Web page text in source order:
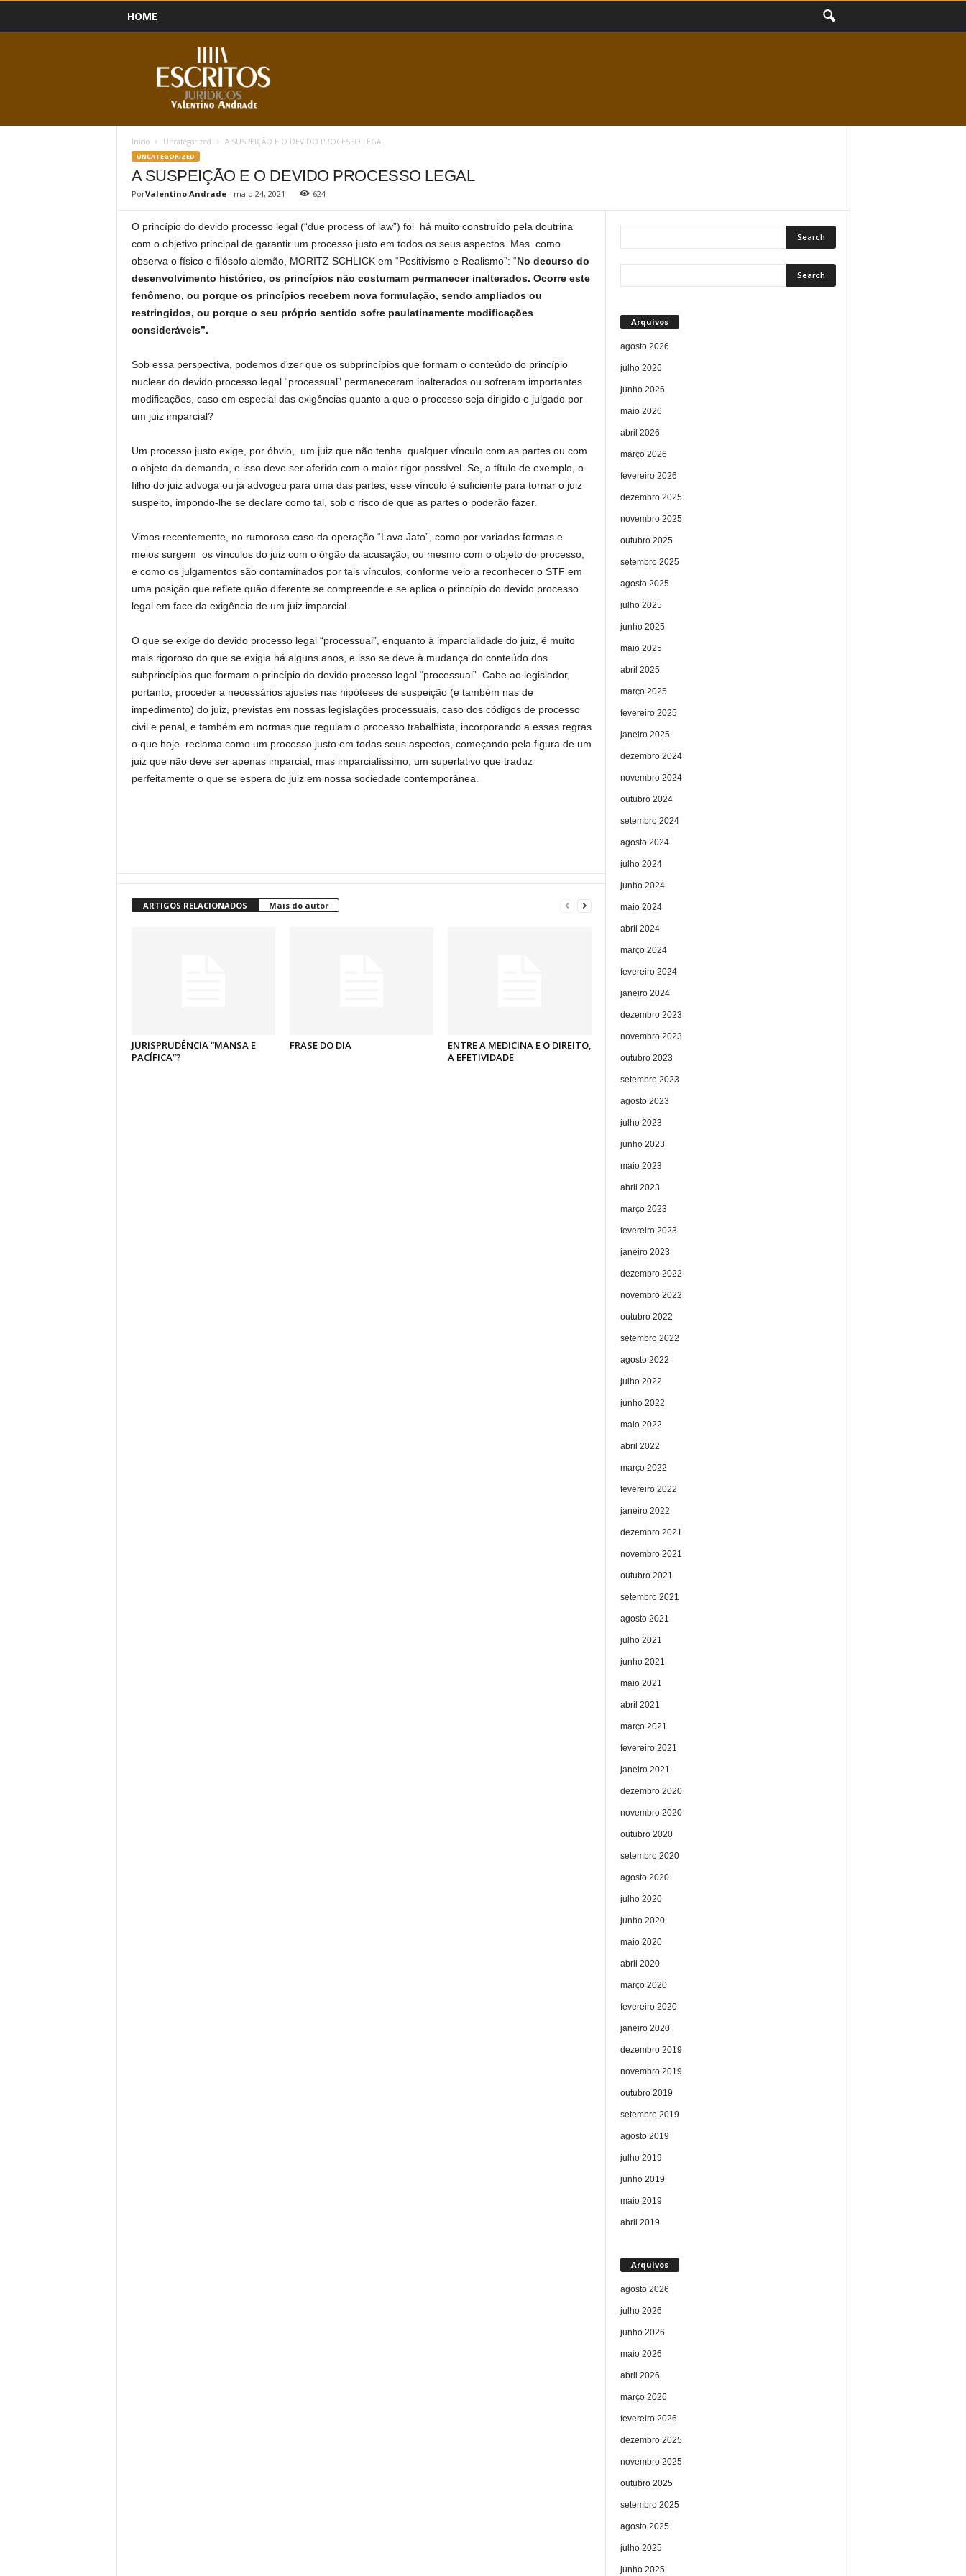
HOME
Início Uncategorized A SUSPEIÇÃO E O DEVIDO PROCESSO LEGAL
UNCATEGORIZED
A SUSPEIÇÃO E O DEVIDO PROCESSO LEGAL
PorValentino Andrade- maio 24, 2021 624
O princípio do devido processo legal (“due process of law”) foi há muito construído pela doutrina
com o objetivo principal de garantir um processo justo em todos os seus aspectos. Mas como
observa o físico e filósofo alemão, MORITZ SCHLICK em “Positivismo e Realismo”: “No decurso do
desenvolvimento histórico, os princípios não costumam permanecer inalterados. Ocorre este
fenômeno, ou porque os princípios recebem nova formulação, sendo ampliados ou
restringidos, ou porque o seu próprio sentido sofre paulatinamente modificações
consideráveis”.
Sob essa perspectiva, podemos dizer que os subprincípios que formam o conteúdo do princípio
nuclear do devido processo legal “processual” permaneceram inalterados ou sofreram importantes
modificações, caso em especial das exigências quanto a que o processo seja dirigido e julgado por
um juiz imparcial?
Um processo justo exige, por óbvio, um juiz que não tenha qualquer vínculo com as partes ou com
o objeto da demanda, e isso deve ser aferido com o maior rigor possível. Se, a título de exemplo, o
filho do juiz advoga ou já advogou para uma das partes, esse vínculo é suficiente para tornar o juiz
suspeito, impondo-lhe se declare como tal, sob o risco de que as partes o poderão fazer.
Vimos recentemente, no rumoroso caso da operação “Lava Jato”, como por variadas formas e
meios surgem os vínculos do juiz com o órgão da acusação, ou mesmo com o objeto do processo,
e como os julgamentos são contaminados por tais vínculos, conforme veio a reconhecer o STF em
uma posição que reflete quão diferente se compreende e se aplica o princípio do devido processo
legal em face da exigência de um juiz imparcial.
O que se exige do devido processo legal “processual”, enquanto à imparcialidade do juiz, é muito
mais rigoroso do que se exigia há alguns anos, e isso se deve à mudança do conteúdo dos
subprincípios que formam o princípio do devido processo legal “processual”. Cabe ao legislador,
portanto, proceder a necessários ajustes nas hipóteses de suspeição (e também nas de
impedimento) do juiz, previstas em nossas legislações processuais, caso dos códigos de processo
civil e penal, e também em normas que regulam o processo trabalhista, incorporando a essas regras
o que hoje reclama como um processo justo em todas seus aspectos, começando pela figura de um
juiz que não deve ser apenas imparcial, mas imparcialíssimo, um superlativo que traduz
perfeitamente o que se espera do juiz em nossa sociedade contemporânea.
ARTIGOS RELACIONADOS Mais do autor
JURISPRUDÊNCIA “MANSA E
PACÍFICA”?
FRASE DO DIA
ENTRE A MEDICINA E O DIREITO,
A EFETIVIDADE
Arquivos
agosto 2026
julho 2026
junho 2026
maio 2026
abril 2026
março 2026
fevereiro 2026
dezembro 2025
novembro 2025
outubro 2025
setembro 2025
agosto 2025
julho 2025
junho 2025
maio 2025
abril 2025
março 2025
fevereiro 2025
janeiro 2025
dezembro 2024
novembro 2024
outubro 2024
setembro 2024
agosto 2024
julho 2024
junho 2024
maio 2024
abril 2024
março 2024
fevereiro 2024
janeiro 2024
dezembro 2023
novembro 2023
outubro 2023
setembro 2023
agosto 2023
julho 2023
junho 2023
maio 2023
abril 2023
março 2023
fevereiro 2023
janeiro 2023
dezembro 2022
novembro 2022
outubro 2022
setembro 2022
agosto 2022
julho 2022
junho 2022
maio 2022
abril 2022
março 2022
fevereiro 2022
janeiro 2022
dezembro 2021
novembro 2021
outubro 2021
setembro 2021
agosto 2021
julho 2021
junho 2021
maio 2021
abril 2021
março 2021
fevereiro 2021
janeiro 2021
dezembro 2020
novembro 2020
outubro 2020
setembro 2020
agosto 2020
julho 2020
junho 2020
maio 2020
abril 2020
março 2020
fevereiro 2020
janeiro 2020
dezembro 2019
novembro 2019
outubro 2019
setembro 2019
agosto 2019
julho 2019
junho 2019
maio 2019
abril 2019
Arquivos
agosto 2026
julho 2026
junho 2026
maio 2026
abril 2026
março 2026
fevereiro 2026
dezembro 2025
novembro 2025
outubro 2025
setembro 2025
agosto 2025
julho 2025
junho 2025